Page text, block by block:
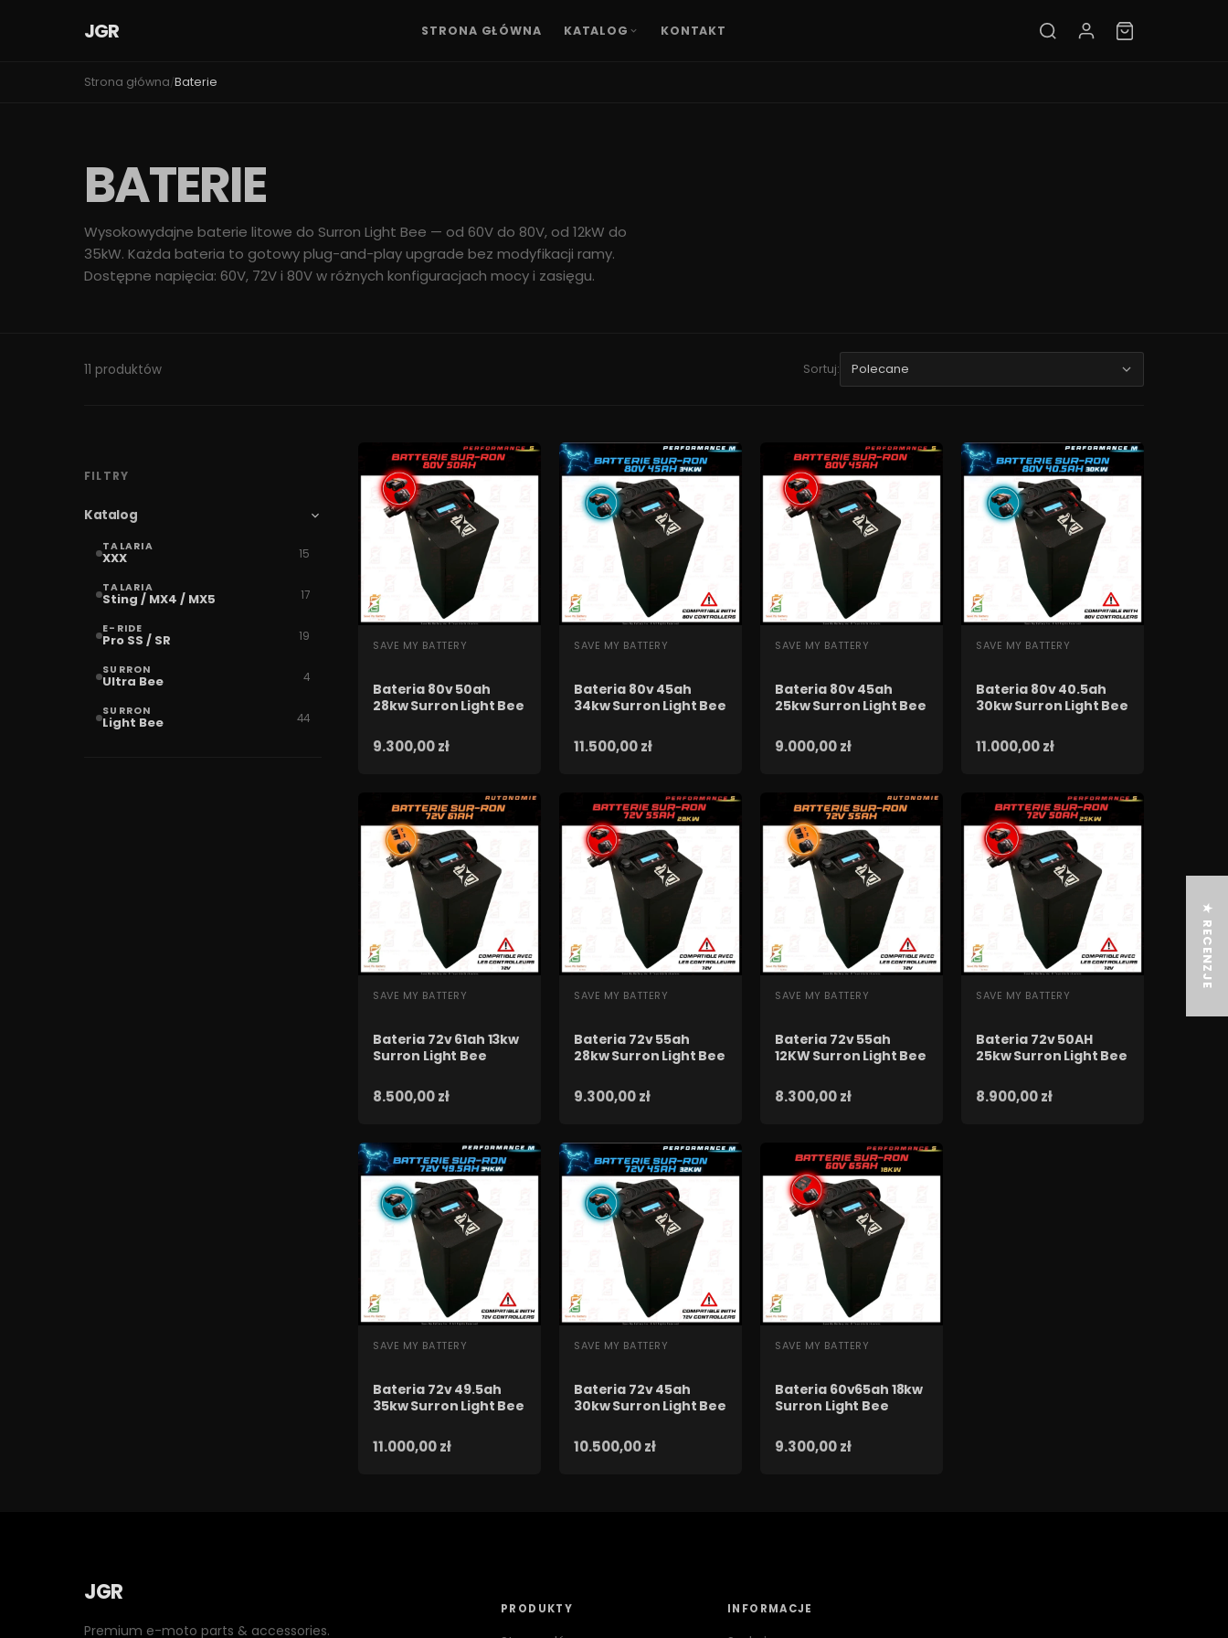
JGR STRONA GŁÓWNA KATALOG KONTAKT
Strona główna/Baterie
BATERIE
Wysokowydajne baterie litowe do Surron Light Bee — od 60V do 80V, od 12kW do
35kW. Każda bateria to gotowy plug-and-play upgrade bez modyfikacji ramy.
Dostępne napięcia: 60V, 72V i 80V w różnych konfiguracjach mocy i zasięgu.
11 produktów Sortuj:
FILTRY
Katalog
TALARIA
XXX 15
TALARIA
Sting / MX4 / MX5 17
E-RIDE
Pro SS / SR 19
SURRON
Ultra Bee 4
SURRON
Light Bee 44
SZYBKI PODGLĄD
SAVE MY BATTERY
Bateria 80v 50ah
28kw Surron Light Bee
9.300,00 zł
SZYBKI PODGLĄD
SAVE MY BATTERY
Bateria 80v 45ah
34kw Surron Light Bee
11.500,00 zł
SZYBKI PODGLĄD
SAVE MY BATTERY
Bateria 80v 45ah
25kw Surron Light Bee
9.000,00 zł
SZYBKI PODGLĄD
SAVE MY BATTERY
Bateria 80v 40.5ah
30kw Surron Light Bee
11.000,00 zł
SZYBKI PODGLĄD
SAVE MY BATTERY
Bateria 72v 61ah 13kw
Surron Light Bee
8.500,00 zł
SZYBKI PODGLĄD
SAVE MY BATTERY
Bateria 72v 55ah
28kw Surron Light Bee
9.300,00 zł
SZYBKI PODGLĄD
SAVE MY BATTERY
Bateria 72v 55ah
12KW Surron Light Bee
8.300,00 zł
SZYBKI PODGLĄD
SAVE MY BATTERY
Bateria 72v 50AH
25kw Surron Light Bee
8.900,00 zł
SZYBKI PODGLĄD
SAVE MY BATTERY
Bateria 72v 49.5ah
35kw Surron Light Bee
11.000,00 zł
SZYBKI PODGLĄD
SAVE MY BATTERY
Bateria 72v 45ah
30kw Surron Light Bee
10.500,00 zł
SZYBKI PODGLĄD
SAVE MY BATTERY
Bateria 60v65ah 18kw
Surron Light Bee
9.300,00 zł
JGR
Premium e-moto parts & accessories.
PRODUKTY INFORMACJE
★ RECENZJE